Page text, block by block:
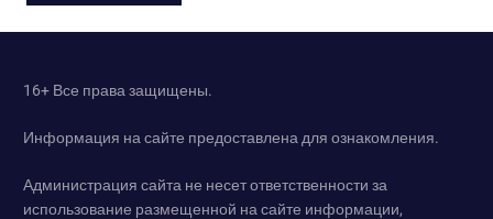
16+ Все права защищены.
Информация на сайте предоставлена для ознакомления.
Администрация сайта не несет ответственности за
использование размещенной на сайте информации,